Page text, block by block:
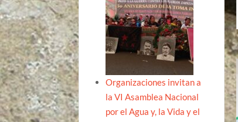
Organizaciones invitan a
la VI Asamblea Nacional
por el Agua y, la Vida y el